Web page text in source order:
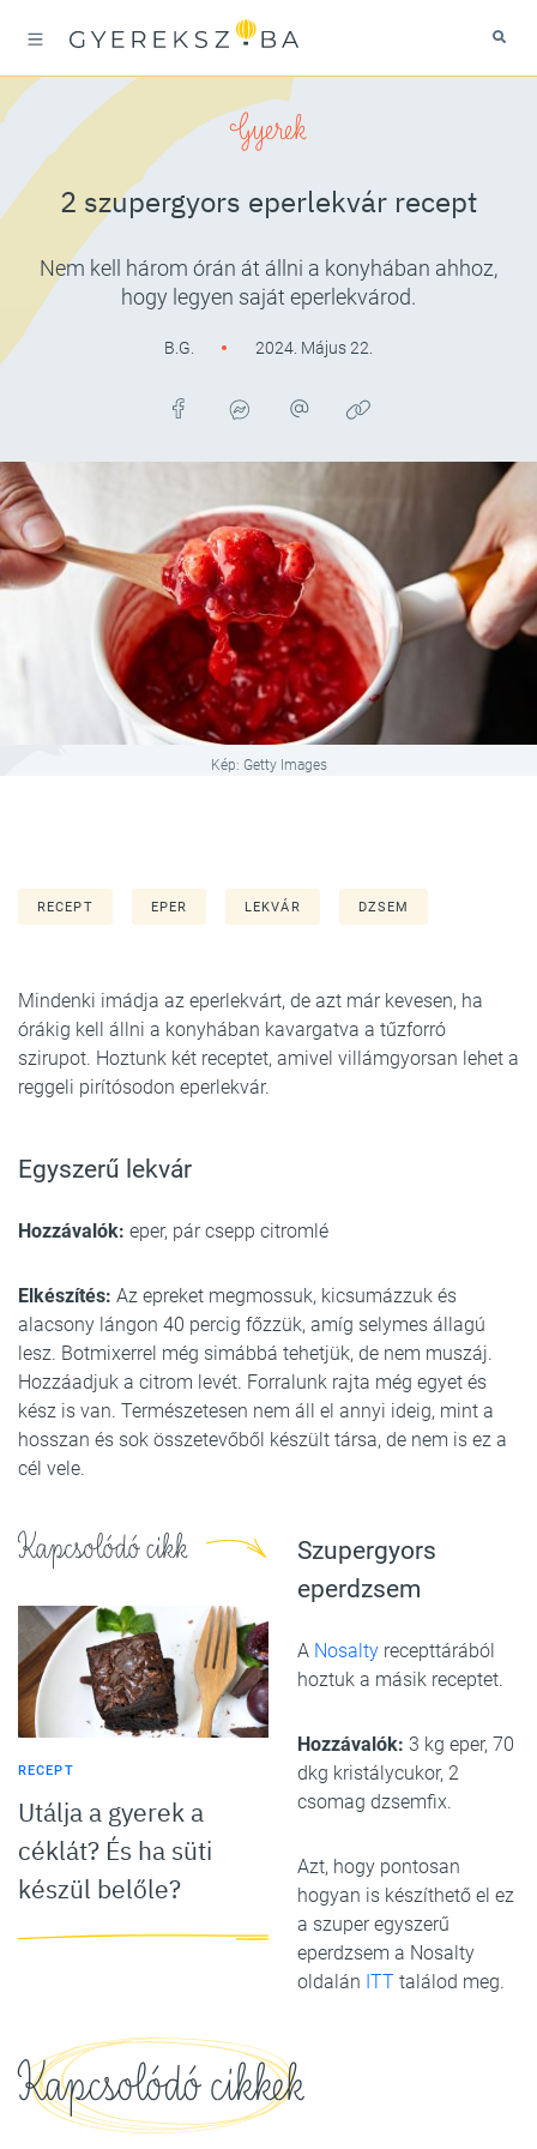
Gyerek
2 szupergyors eperlekvár recept
Nem kell három órán át állni a konyhában ahhoz,
hogy legyen saját eperlekvárod.
B.G. 2024. Május 22.
Kép: Getty Images
RECEPT EPER LEKVÁR DZSEM
Mindenki imádja az eperlekvárt, de azt már kevesen, ha
órákig kell állni a konyhában kavargatva a tűzforró
szirupot. Hoztunk két receptet, amivel villámgyorsan lehet a
reggeli pirítósodon eperlekvár.
Egyszerű lekvár
Hozzávalók: eper, pár csepp citromlé
Elkészítés: Az epreket megmossuk, kicsumázzuk és
alacsony lángon 40 percig főzzük, amíg selymes állagú
lesz. Botmixerrel még simábbá tehetjük, de nem muszáj.
Hozzáadjuk a citrom levét. Forralunk rajta még egyet és
kész is van. Természetesen nem áll el annyi ideig, mint a
hosszan és sok összetevőből készült társa, de nem is ez a
cél vele.
Kapcsolódó cikk
RECEPT
Utálja a gyerek a
céklát? És ha süti
készül belőle?
Szupergyors
eperdzsem
A Nosalty recepttárából
hoztuk a másik receptet.
Hozzávalók: 3 kg eper, 70
dkg kristálycukor, 2
csomag dzsemfix.
Azt, hogy pontosan
hogyan is készíthető el ez
a szuper egyszerű
eperdzsem a Nosalty
oldalán ITT találod meg.
Kapcsolódó cikkek